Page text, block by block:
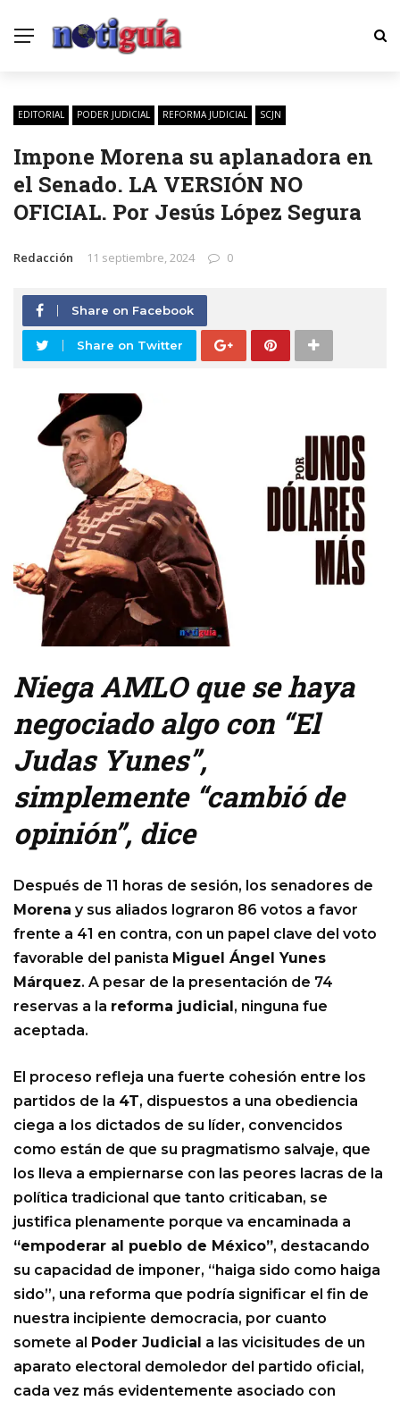
EDITORIAL PODER JUDICIAL REFORMA JUDICIAL SCJN
Impone Morena su aplanadora en
el Senado. LA VERSIÓN NO
OFICIAL. Por Jesús López Segura
Redacción 11 septiembre, 2024 0
Share on Facebook
Share on Twitter
Niega AMLO que se haya
negociado algo con “El
Judas Yunes”,
simplemente “cambió de
opinión”, dice
Después de 11 horas de sesión, los senadores de
Morena y sus aliados lograron 86 votos a favor
frente a 41 en contra, con un papel clave del voto
favorable del panista Miguel Ángel Yunes
Márquez. A pesar de la presentación de 74
reservas a la reforma judicial, ninguna fue
aceptada.
El proceso refleja una fuerte cohesión entre los
partidos de la 4T, dispuestos a una obediencia
ciega a los dictados de su líder, convencidos
como están de que su pragmatismo salvaje, que
los lleva a empiernarse con las peores lacras de la
política tradicional que tanto criticaban, se
justifica plenamente porque va encaminada a
“empoderar al pueblo de México”, destacando
su capacidad de imponer, “haiga sido como haiga
sido”, una reforma que podría significar el fin de
nuestra incipiente democracia, por cuanto
somete al Poder Judicial a las vicisitudes de un
aparato electoral demoledor del partido oficial,
cada vez más evidentemente asociado con